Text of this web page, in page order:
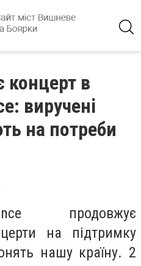
концерт в
виручені
на потреби
продовжує
на підтримку
нашу країну. 2